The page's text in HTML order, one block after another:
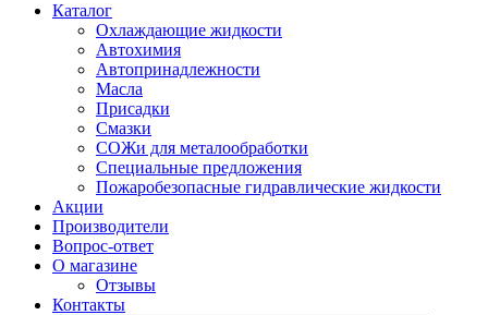
Каталог
Охлаждающие жидкости
Автохимия
Автопринадлежности
Масла
Присадки
Смазки
СОЖи для металообработки
Специальные предложения
Пожаробезопасные гидравлические жидкости
Акции
Производители
Вопрос-ответ
О магазине
Отзывы
Контакты